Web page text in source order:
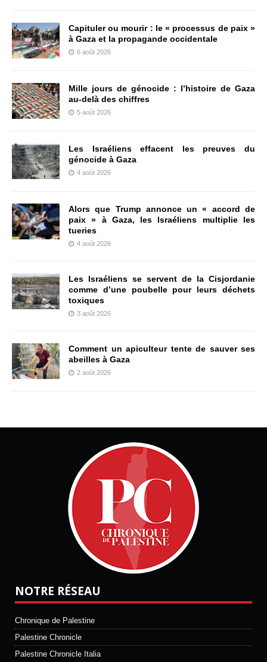
Capituler ou mourir : le « processus de paix »
à Gaza et la propagande occidentale
6 août 2026
Mille jours de génocide : l’histoire de Gaza
au-delà des chiffres
5 août 2026
Les Israéliens effacent les preuves du
génocide à Gaza
4 août 2026
Alors que Trump annonce un « accord de
paix » à Gaza, les Israéliens multiplie les
tueries
4 août 2026
Les Israéliens se servent de la Cisjordanie
comme d’une poubelle pour leurs déchets
toxiques
3 août 2026
Comment un apiculteur tente de sauver ses
abeilles à Gaza
2 août 2026
NOTRE RÉSEAU
Chronique de Palestine
Palestine Chronicle
Palestine Chronicle Italia